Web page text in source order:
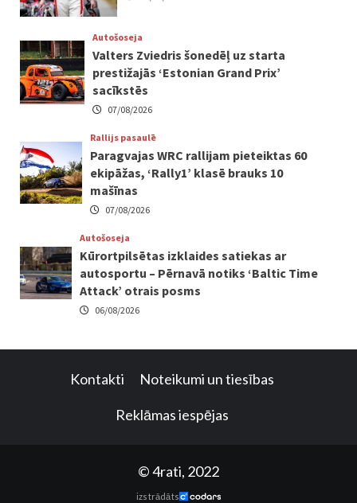
Autošoseja
Valters Zviedris šonedēļ uz starta
prestižajās ‘Estonian Grand Prix’
sacīkstēs
07/08/2026
Rallijs pasaulē
Paragvajas WRC rallijam pieteiktas 60
ekipāžas, ‘Rally1’ klasē brauks 10
mašīnas
07/08/2026
Autošoseja
Kūrortpilsētas izklaides satiekas ar
autosportu – Pērnavā notiks ‘Baltic Time
Attack’ otrais posms
06/08/2026
Kontakti Noteikumi un tiesības
Reklāmas iespējas
© 4rati, 2022
izstrādāts